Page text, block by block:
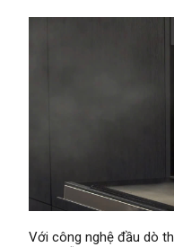
Với công nghệ đầu dò